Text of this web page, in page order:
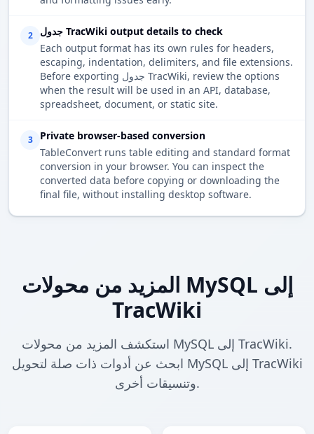
2
جدول TracWiki output details to check
Each output format has its own rules for headers,
escaping, indentation, delimiters, and file extensions.
Before exporting جدول TracWiki, review the options
when the result will be used in an API, database,
spreadsheet, document, or static site.
3
Private browser-based conversion
TableConvert runs table editing and standard format
conversion in your browser. You can inspect the
converted data before copying or downloading the
final file, without installing desktop software.
المزيد من محولات MySQL إلى
TracWiki
استكشف المزيد من محولات MySQL إلى TracWiki.
ابحث عن أدوات ذات صلة لتحويل MySQL إلى TracWiki
وتنسيقات أخرى.